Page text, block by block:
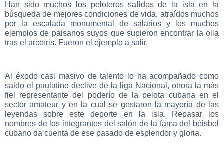
Han sido muchos los peloteros salidos de la isla en la
búsqueda de mejores condiciones de vida, atraídos muchos
por la escalada monumental de salarios y los muchos
ejemplos de paisanos suyos que supieron encontrar la olla
tras el arcoíris. Fueron el ejemplo a salir.
Al éxodo casi masivo de talento lo ha acompañado como
saldo el paulatino declive de la liga Nacional, otrora la más
fiel representante del poderío de la pelota cubana en el
sector amateur y en la cual se gestaron la mayoría de las
leyendas sobre este deporte en la isla. Repasar los
nombres de los integrantes del salón de la fama del béisbol
cubano da cuenta de ese pasado de esplendor y gloria.